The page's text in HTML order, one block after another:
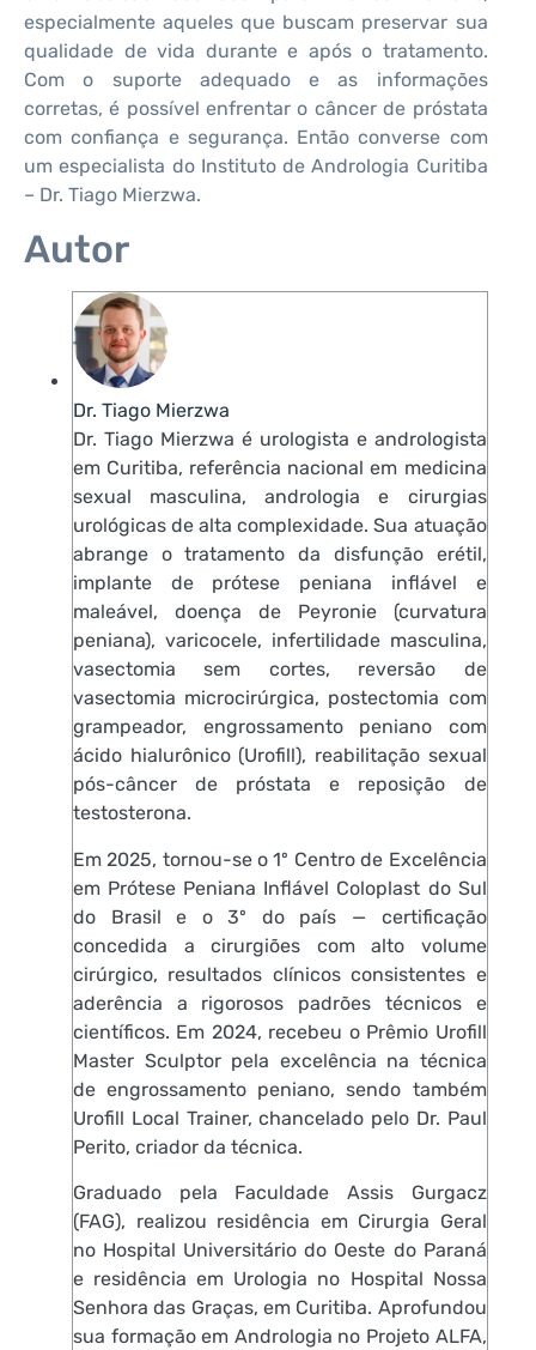
especialmente aqueles que buscam preservar sua
qualidade de vida durante e após o tratamento.
Com o suporte adequado e as informações
corretas, é possível enfrentar o câncer de próstata
com confiança e segurança. Então converse com
um especialista do Instituto de Andrologia Curitiba
– Dr. Tiago Mierzwa.
Autor
Dr. Tiago Mierzwa
Dr. Tiago Mierzwa é urologista e andrologista
em Curitiba, referência nacional em medicina
sexual masculina, andrologia e cirurgias
urológicas de alta complexidade. Sua atuação
abrange o tratamento da disfunção erétil,
implante de prótese peniana inflável e
maleável, doença de Peyronie (curvatura
peniana), varicocele, infertilidade masculina,
vasectomia sem cortes, reversão de
vasectomia microcirúrgica, postectomia com
grampeador, engrossamento peniano com
ácido hialurônico (Urofill), reabilitação sexual
pós-câncer de próstata e reposição de
testosterona.
Em 2025, tornou-se o 1º Centro de Excelência
em Prótese Peniana Inflável Coloplast do Sul
do Brasil e o 3º do país — certificação
concedida a cirurgiões com alto volume
cirúrgico, resultados clínicos consistentes e
aderência a rigorosos padrões técnicos e
científicos. Em 2024, recebeu o Prêmio Urofill
Master Sculptor pela excelência na técnica
de engrossamento peniano, sendo também
Urofill Local Trainer, chancelado pelo Dr. Paul
Perito, criador da técnica.
Graduado pela Faculdade Assis Gurgacz
(FAG), realizou residência em Cirurgia Geral
no Hospital Universitário do Oeste do Paraná
e residência em Urologia no Hospital Nossa
Senhora das Graças, em Curitiba. Aprofundou
sua formação em Andrologia no Projeto ALFA,